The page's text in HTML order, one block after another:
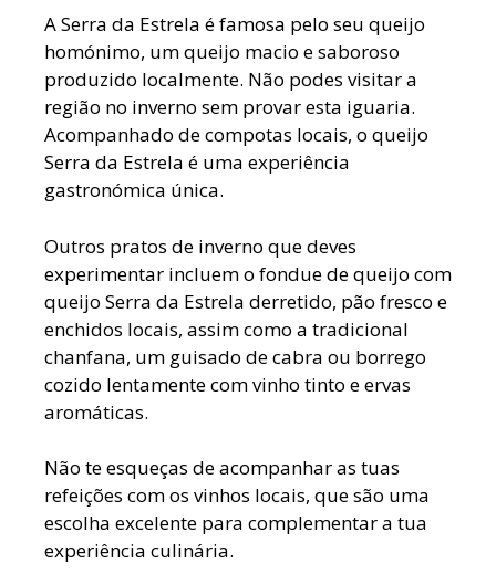
A Serra da Estrela é famosa pelo seu queijo
homónimo, um queijo macio e saboroso
produzido localmente. Não podes visitar a
região no inverno sem provar esta iguaria.
Acompanhado de compotas locais, o queijo
Serra da Estrela é uma experiência
gastronómica única.
Outros pratos de inverno que deves
experimentar incluem o fondue de queijo com
queijo Serra da Estrela derretido, pão fresco e
enchidos locais, assim como a tradicional
chanfana, um guisado de cabra ou borrego
cozido lentamente com vinho tinto e ervas
aromáticas.
Não te esqueças de acompanhar as tuas
refeições com os vinhos locais, que são uma
escolha excelente para complementar a tua
experiência culinária.